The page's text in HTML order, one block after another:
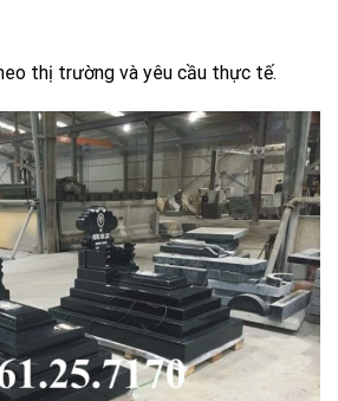
mẫu mộ đá đẹp,
mộ đá hoa cương và đá